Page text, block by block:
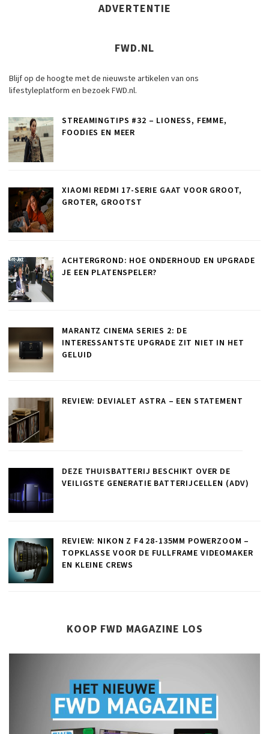
ADVERTENTIE
FWD.NL
Blijf op de hoogte met de nieuwste artikelen van ons
lifestyleplatform en bezoek FWD.nl.
STREAMINGTIPS #32 – LIONESS, FEMME,
FOODIES EN MEER
XIAOMI REDMI 17-SERIE GAAT VOOR GROOT,
GROTER, GROOTST
ACHTERGROND: HOE ONDERHOUD EN UPGRADE
JE EEN PLATENSPELER?
MARANTZ CINEMA SERIES 2: DE
INTERESSANTSTE UPGRADE ZIT NIET IN HET
GELUID
REVIEW: DEVIALET ASTRA – EEN STATEMENT
DEZE THUISBATTERIJ BESCHIKT OVER DE
VEILIGSTE GENERATIE BATTERIJCELLEN (ADV)
REVIEW: NIKON Z F4 28-135MM POWERZOOM –
TOPKLASSE VOOR DE FULLFRAME VIDEOMAKER
EN KLEINE CREWS
KOOP FWD MAGAZINE LOS